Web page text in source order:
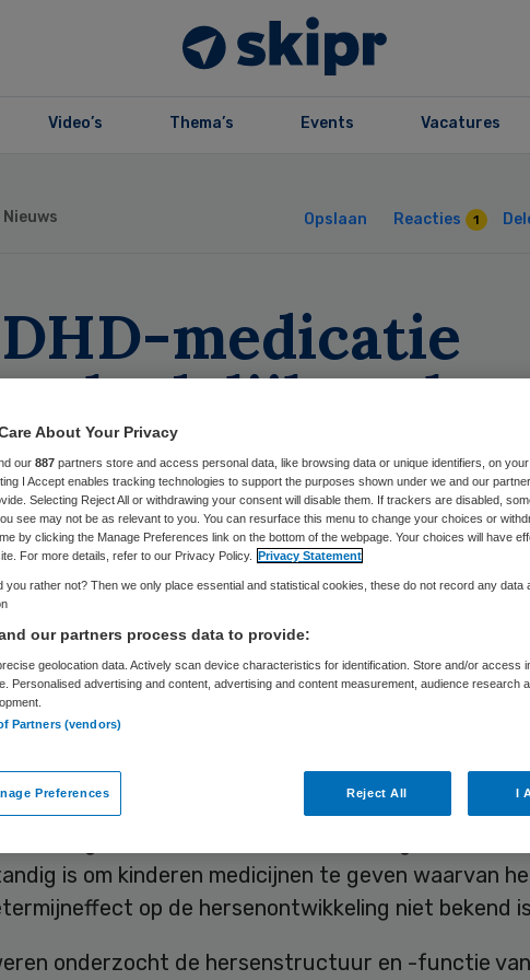
Video’s Thema’s Events Vacatures
Nieuws Opslaan Reacties 1
medicatie
op
Skipr Redactie 5 december 2016,08:58
tegen ADHD leiden op de lange termijn niet tot
effecten op de ontwikkeling van het brein van
hersenonderzoeker Lizanne Schweren
van ADHD-medicatie zoals Ritalin is in de
is om kinderen medicijnen te geven waarvan
op de hersenontwikkeling niet bekend
onderzocht de hersenstructuur en -functie
About Your Privacy
our 887 partners store and access personal data, like browsing data or unique identifiers, on your
I Accept enables tracking technologies to support the purposes shown under we and our
Selecting Reject All or withdrawing your consent will disable them. If trackers are disabled,
see may not be as relevant to you. You can resurface this menu to change your choices or
by clicking the Manage Preferences link on the bottom of the webpage. Your choices will have
For more details, refer to our Privacy Policy.
Privacy Statement
you rather not? Then we only place essential and statistical cookies, these do not record any data
our partners process data to provide:
geolocation data. Actively scan device characteristics for identification. Store and/or access
Personalised advertising and content, advertising and content measurement, audience research
Partners (vendors)
Preferences Reject All I